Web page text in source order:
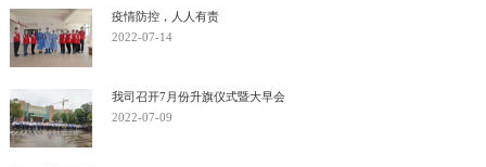
疫情防控，人人有责
2022-07-14
我司召开7月份升旗仪式暨大早会
2022-07-09